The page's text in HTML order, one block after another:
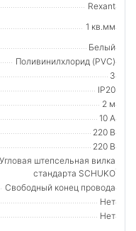
Rexant
1 кв.мм
Белый
Поливинилхлорид (PVC)
3
IP20
2 м
10 А
220 В
220 В
Угловая штепсельная вилка
стандарта SCHUKO
Свободный конец провода
Нет
Нет